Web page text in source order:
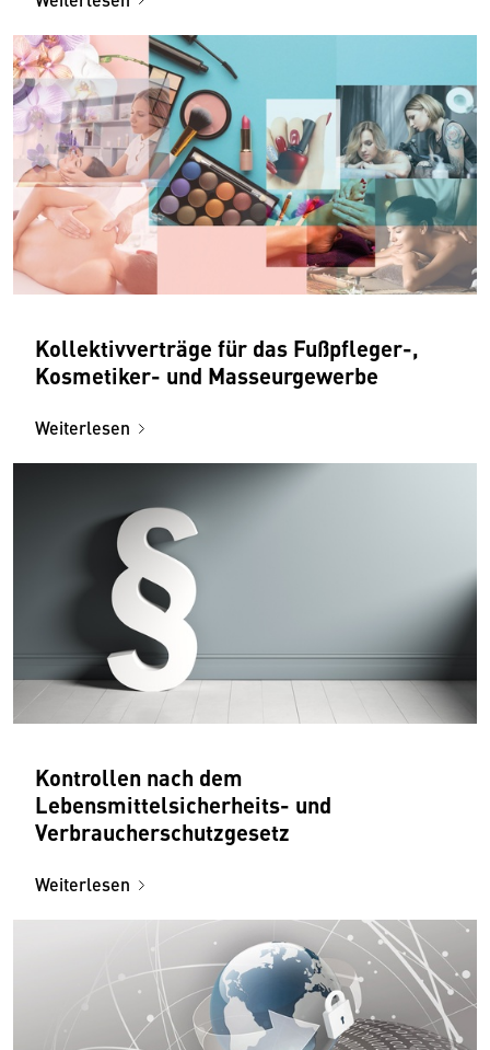
Kollektivverträge für das Fußpfleger-,
Kosmetiker- und Masseurgewerbe
Weiterlesen
Kontrollen nach dem
Lebensmittelsicherheits- und
Verbraucherschutzgesetz
Weiterlesen